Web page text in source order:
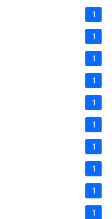
1
1
1
1
1
1
1
1
1
1